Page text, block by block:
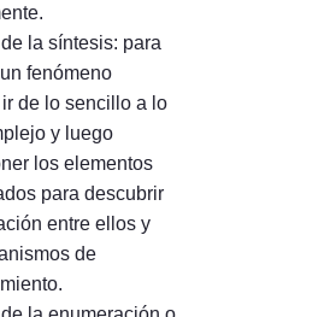
la síntesis: para
fenómeno
de lo sencillo a lo
y luego
los elementos
para descubrir
entre ellos y
de